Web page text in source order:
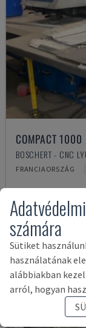
COMPACT 1000
BOSCHERT - CNC
FRANCIAORSZÁG
számára
Sütiket
használatának
alábbiakban
arról, hogyan